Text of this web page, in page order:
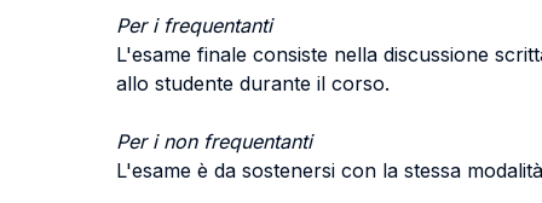
Per i frequentanti
L'esame finale consiste nella discussione
allo studente durante il corso.
Per i non frequentanti
L'esame è da sostenersi con la stessa